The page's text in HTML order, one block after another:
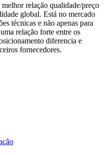
relação qualidade/preço
global. Está no mercado
técnicas e não apenas para
relação forte entre os
diferencia e
fornecedores.